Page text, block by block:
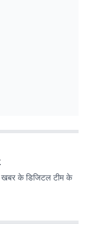
के डिजिटल टीम के